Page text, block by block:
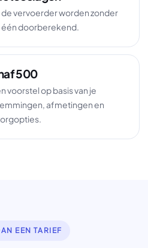
de vervoerder worden zonder
één doorberekend.
500
voorstel op basis van je
afmetingen en
EEN TARIEF